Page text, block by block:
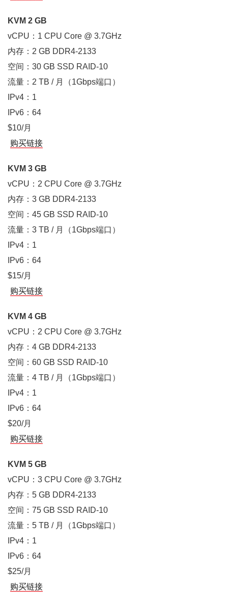
KVM 2 GB
vCPU：1 CPU Core @ 3.7GHz
内存：2 GB DDR4-2133
空间：30 GB SSD RAID-10
流量：2 TB / 月（1Gbps端口）
IPv4：1
IPv6：64
$10/月
购买链接
KVM 3 GB
vCPU：2 CPU Core @ 3.7GHz
内存：3 GB DDR4-2133
空间：45 GB SSD RAID-10
流量：3 TB / 月（1Gbps端口）
IPv4：1
IPv6：64
$15/月
购买链接
KVM 4 GB
vCPU：2 CPU Core @ 3.7GHz
内存：4 GB DDR4-2133
空间：60 GB SSD RAID-10
流量：4 TB / 月（1Gbps端口）
IPv4：1
IPv6：64
$20/月
购买链接
KVM 5 GB
vCPU：3 CPU Core @ 3.7GHz
内存：5 GB DDR4-2133
空间：75 GB SSD RAID-10
流量：5 TB / 月（1Gbps端口）
IPv4：1
IPv6：64
$25/月
购买链接